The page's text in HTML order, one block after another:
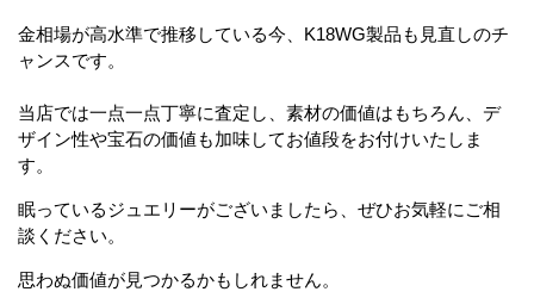
金相場が高水準で推移している今、K18WG製品も見直しのチ
ャンスです。
当店では一点一点丁寧に査定し、素材の価値はもちろん、デ
ザイン性や宝石の価値も加味してお値段をお付けいたしま
す。
眠っているジュエリーがございましたら、ぜひお気軽にご相
談ください。
思わぬ価値が見つかるかもしれません。